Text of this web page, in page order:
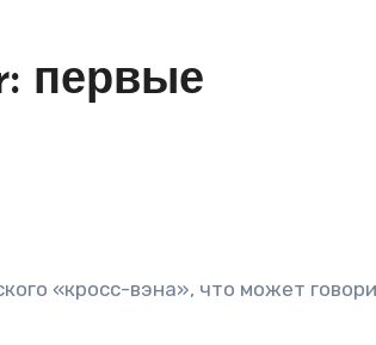
первые